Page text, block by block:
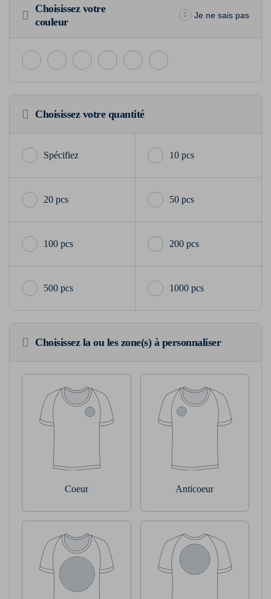
Choisissez votre
couleur
Je ne sais pas
Choisissez votre quantité
10 pcs
20 pcs 50 pcs
100 pcs 200 pcs
500 pcs 1000 pcs
Choisissez la ou les zone(s) à personnaliser
Coeur Anticoeur